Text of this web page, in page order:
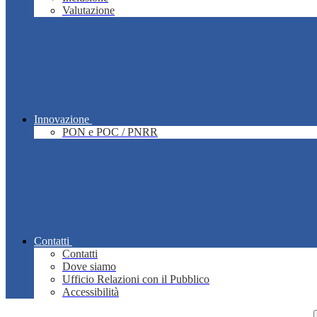
Valutazione
Innovazione
PON e POC / PNRR
Contatti
Contatti
Dove siamo
Ufficio Relazioni con il Pubblico
Accessibilità